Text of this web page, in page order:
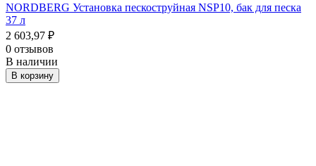
NORDBERG Установка пескоструйная NSP10, бак для песка
37 л
2 603,97 ₽
0 отзывов
В наличии
В корзину